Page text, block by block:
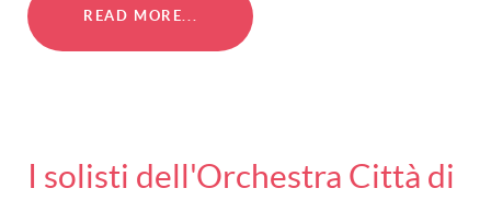
READ MORE...
I solisti dell'Orchestra Città di